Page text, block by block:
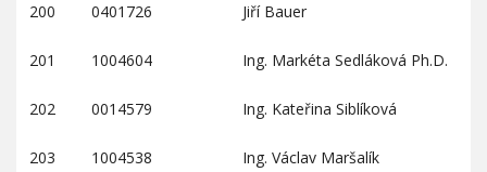
200 0401726 Jiří Bauer
201 1004604 Ing. Markéta Sedláková Ph.D.
202 0014579 Ing. Kateřina Siblíková
203 1004538 Ing. Václav Maršalík